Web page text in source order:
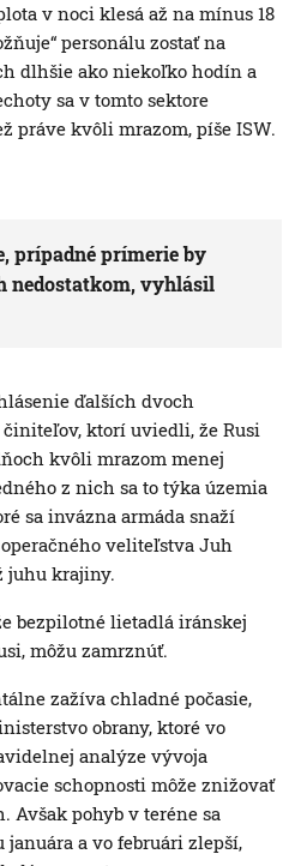
v noci klesá až na mínus 18
personálu zostať na
dlhšie ako niekoľko hodín a
sa v tomto sektore
práve kvôli mrazom, píše ISW.
prípadné prímerie by
nedostatkom, vyhlásil
ďalších dvoch
ktorí uviedli, že Rusi
kvôli mrazom menej
z nich sa to týka územia
sa invázna armáda snaží
veliteľstva Juh
juhu krajiny.
bezpilotné lietadlá iránskej
môžu zamrznúť.
zažíva chladné počasie,
obrany, ktoré vo
analýze vývoja
schopnosti môže znižovať
Avšak pohyb v teréne sa
januára a vo februári zlepší,